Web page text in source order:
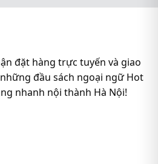
đặt hàng trực tuyến và giao
đầu sách ngoại ngữ Hot
nhanh nội thành Hà Nội!